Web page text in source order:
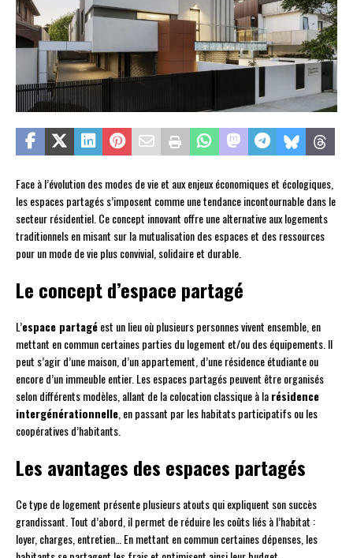
Face à l’évolution des modes de vie et aux enjeux économiques et écologiques,
les espaces partagés s’imposent comme une tendance incontournable dans le
secteur résidentiel. Ce concept innovant offre une alternative aux logements
traditionnels en misant sur la mutualisation des espaces et des ressources
pour un mode de vie plus convivial, solidaire et durable.
Le concept d’espace partagé
L’espace partagéest un lieu où plusieurs personnes vivent ensemble, en
mettant en commun certaines parties du logement et/ou des équipements. Il
peut s’agir d’une maison, d’un appartement, d’une résidence étudiante ou
encore d’un immeuble entier. Les espaces partagés peuvent être organisés
selon différents modèles, allant de la colocation classique à larésidence
intergénérationnelle , en passant par les habitats participatifs ou les
coopératives d’habitants.
Les avantages des espaces partagés
Ce type de logement présente plusieurs atouts qui expliquent son succès
grandissant. Tout d’abord, il permet de réduire les coûts liés à l’habitat :
loyer, charges, entretien… En mettant en commun certaines dépenses, les